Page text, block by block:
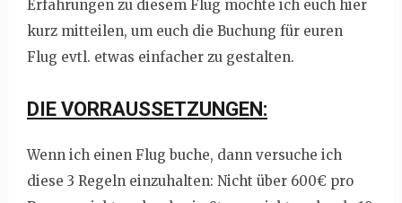
Erfahrungen zu diesem Flug möchte ich euch hier
kurz mitteilen, um euch die Buchung für euren
Flug evtl. etwas einfacher zu gestalten.
DIE VORRAUSSETZUNGEN:
Wenn ich einen Flug buche, dann versuche ich
diese 3 Regeln einzuhalten: Nicht über 600€ pro